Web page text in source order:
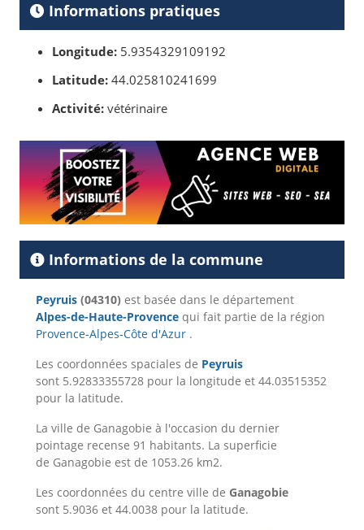
Informations pratiques
Longitude: 5.9354329109192
Latitude: 44.025810241699
Activité: vétérinaire
Informations de la commune
Peyruis (04310) est basée dans le département
Alpes-de-Haute-Provence qui fait partie de la région
Provence-Alpes-Côte d'Azur .
Les coordonnées spaciales de Peyruis
sont 5.92833355728 pour la longitude et 44.03515352
pour la latitude.
La ville de Ganagobie à l'occasion du dernier
pointage recense 91 habitants. La superficie
de Ganagobie est de 1053.26 km2.
Les coordonnées du centre ville de Ganagobie
sont 5.9036 et 44.0038 pour la latitude.